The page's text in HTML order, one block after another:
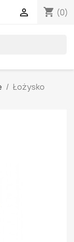
shopping_cart (0)

Łożysko